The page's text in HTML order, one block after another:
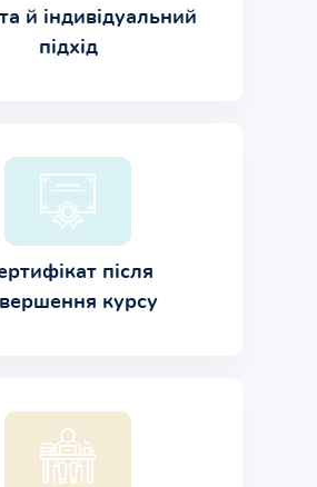
й індивідуальний
підхід
після
курсу